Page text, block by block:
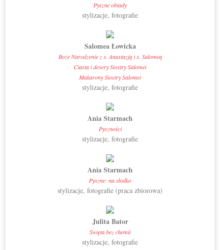
Pyszne obiady
stylizacje, fotografie
Salomea Łowicka
Boże Narodzenie z s. Anastazją i s. Salomeą
Ciasta i desery Siostry Salomei
Makarony Siostry Salomei
stylizacje, fotografie
Ania Starmach
Pyszności
stylizacje, fotografie
Ania Starmach
Pyszne: na słodko
stylizacje, fotografie (praca zbiorowa)
Julita Bator
Święta bez chemii
stylizacje, fotografie